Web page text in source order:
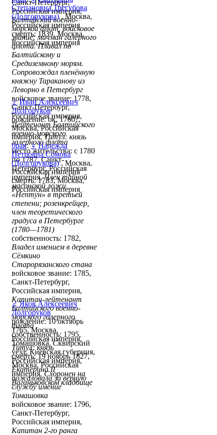
Санкт-Петербург,
Российская империя,
Балтийский военно-
морской флот, войсковое
звание: мичман галерного
флота. Плавал по
Балтийскому и
Средиземному морям.
Сопровождал пленённую
княжну Тараканову из
Леворно в Петербург
войсковое звание: 1778,
Санкт-Петербург,
Российская империя,
Лейтенант Балтийского
военно-морского
галерного флота
место жительства: с 1780
по 1787, Санкт-
Петербург, Российская
империя,Член тайной
масонской ложи
«Нептун» в третьей
степени; розенкрейцер,
член теоретического
градуса в Петербурге
(1780—1781)
собственность: 1782,
Владел имением в деревне
Сёмкино
Старорязанского стана
войсковое звание: 1785,
Санкт-Петербург,
Российская империя,
Капитан-лейтенант
Балтийского военно-
морского галерного
флота
собственность: 1795,
Томашовка, Сквирский
уезд, Киевская губерния,
Российская империя,
Екатерина II
пожаловала за верную
службу имение
Томашовка
войсковое звание: 1796,
Санкт-Петербург,
Российская империя,
Капитан 2-го ранга
Степановна Трегубова
(Долгорукова), Москва,
Российская империя
смерть: 1839, Москва,
Российская империя
♂ Иван Алексеевич
Долгоруков
рождение: ок. 1760?,
Москва, Российская
империя,Титул: князь
брак:♀ Надежда
Петровна Сомова
(Долгорукова), Москва,
Российская империя
смерть: 1783, Москва,
Российская империя
♂ Яков Алексеевич
Долгоруков
рождение: 10 октябрь
1765, Москва,
Российская империя,
Титул: князь
смерть: 19 ноябрь 1827,
Москва, Российская
империя,Схоронен на
Ваганьковском кладбище